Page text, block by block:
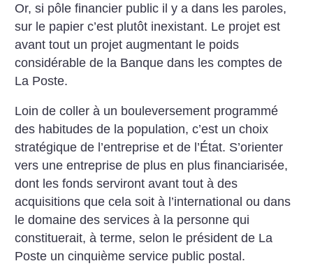
Or, si pôle financier public il y a dans les paroles,
sur le papier c’est plutôt inexistant. Le projet est
avant tout un projet augmentant le poids
considérable de la Banque dans les comptes de
La Poste.
Loin de coller à un bouleversement programmé
des habitudes de la population, c’est un choix
stratégique de l’entreprise et de l’État. S’orienter
vers une entreprise de plus en plus financiarisée,
dont les fonds serviront avant tout à des
acquisitions que cela soit à l’international ou dans
le domaine des services à la personne qui
constituerait, à terme, selon le président de La
Poste un cinquième service public postal.